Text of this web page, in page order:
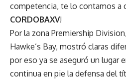
competencia, te lo contamos a
CORDOBAXV!
Por la zona Premiership
Hawke’s Bay, mostró claras
por eso ya se aseguró un lugar
continua en pie la defensa del